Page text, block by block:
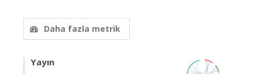
Daha fazla metrik
Yayın